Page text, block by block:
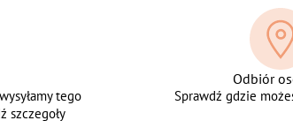
tego
szczegoły
Odbiór
Sprawdź gdzie